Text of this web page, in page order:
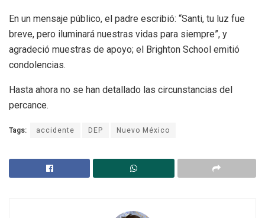
En un mensaje público, el padre escribió: “Santi, tu luz fue
breve, pero iluminará nuestras vidas para siempre”, y
agradeció muestras de apoyo; el Brighton School emitió
condolencias.
Hasta ahora no se han detallado las circunstancias del
percance.
Tags: accidente DEP Nuevo México